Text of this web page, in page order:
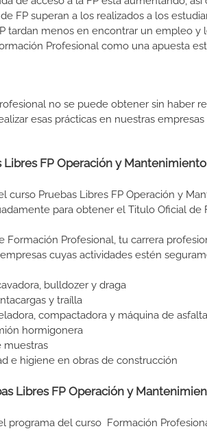
FP superan a los realizados a los
tardan menos en encontrar un empleo
Profesional como una apuesta
no se puede obtener sin haber
esas prácticas en nuestras empresas
Libres FP Operación y
curso Pruebas Libres FP Operación y
para obtener el Titulo Oficial de
Formación Profesional, tu carrera
cuyas actividades estén
bulldozer y draga
y traílla
compactadora y máquina de
hormigonera
e higiene en obras de construcción
Libres FP Operación y
programa del curso Formación